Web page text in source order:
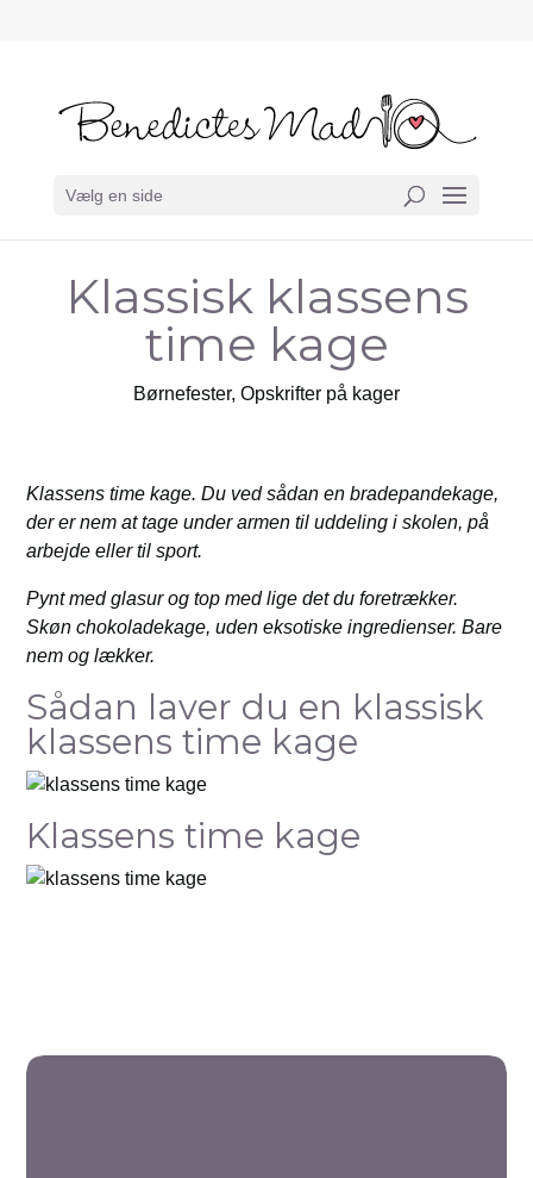
Vælg en side
Klassisk klassens
time kage
Børnefester, Opskrifter på kager
Klassens time kage. Du ved sådan en bradepandekage,
der er nem at tage under armen til uddeling i skolen, på
arbejde eller til sport.
Pynt med glasur og top med lige det du foretrækker.
Skøn chokoladekage, uden eksotiske ingredienser. Bare
nem og lækker.
Sådan laver du en klassisk
klassens time kage
Klassens time kage